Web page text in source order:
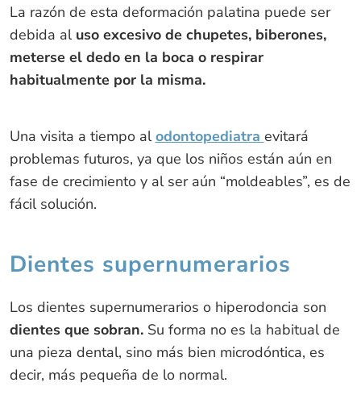
La razón de esta deformación palatina puede ser
debida aluso excesivo de chupetes, biberones,
meterse el dedo en la boca o respirar
habitualmente por la misma.
Una visita a tiempo alodontopediatra evitará
problemas futuros, ya que los niños están aún en
fase de crecimiento y al ser aún “moldeables”, es de
fácil solución.
Dientes supernumerarios
Los dientes supernumerarios o hiperodoncia son
dientes que sobran.Su forma no es la habitual de
una pieza dental, sino más bien microdóntica, es
decir, más pequeña de lo normal.